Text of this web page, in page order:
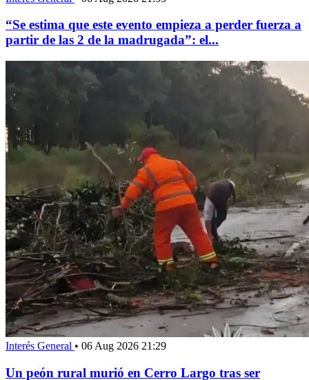
“Se estima que este evento empieza a perder fuerza a
partir de las 2 de la madrugada”: el...
Interés General • 06 Aug 2026 21:29
Un peón rural murió en Cerro Largo tras ser